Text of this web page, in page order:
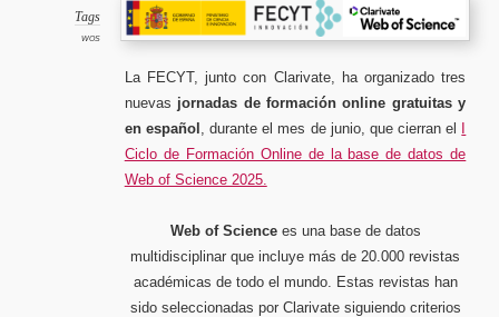
of
junio
Tags
WOS
La FECYT, junto con Clarivate, ha organizado tres
nuevas jornadas de formación online gratuitas y
en español , durante el mes de junio, que cierran el
Ciclo de Formación Online de la base de datos de
Web of Science 2025.
Web of Sciencees una base de datos
multidisciplinar que incluye más de 20.000 revistas
académicas de todo el mundo. Estas revistas han
sido seleccionadas por Clarivate siguiendo criterios